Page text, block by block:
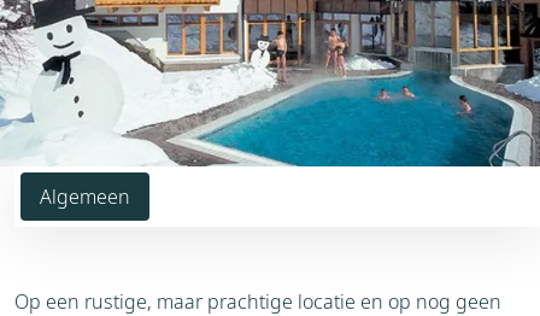
Algemeen
Op een rustige, maar prachtige locatie en op nog geen